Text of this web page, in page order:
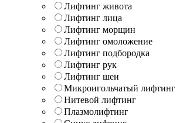
Лифтинг живота
Лифтинг лица
Лифтинг морщин
Лифтинг омоложение
Лифтинг подбородка
Лифтинг рук
Лифтинг шеи
Микроигольчатый лифтинг
Нитевой лифтинг
Плазмолифтинг